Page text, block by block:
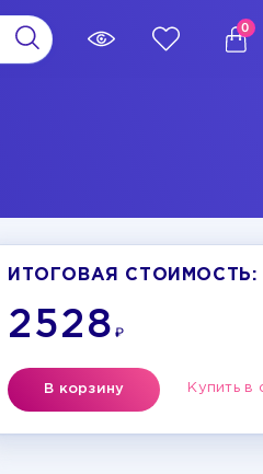
0
ИТОГОВАЯ СТОИМОСТЬ:
2528 ₽
В корзину Купить в